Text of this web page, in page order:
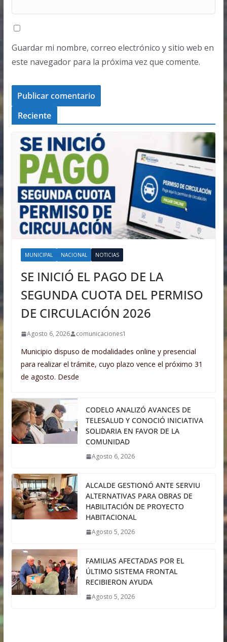
Guardar mi nombre, correo electrónico y sitio web en
este navegador para la próxima vez que comente.
Reciente
MUNICIPAL NACIONAL NOTICIAS
SE INICIÓ EL PAGO DE LA
SEGUNDA CUOTA DEL PERMISO
DE CIRCULACIÓN 2026
Agosto 6, 2026 comunicaciones1
Municipio dispuso de modalidades online y presencial
para realizar el trámite, cuyo plazo vence el próximo 31
de agosto. Desde
CODELO ANALIZÓ AVANCES DE
TELESALUD Y CONOCIÓ INICIATIVA
SOLIDARIA EN FAVOR DE LA
COMUNIDAD
Agosto 6, 2026
ALCALDE GESTIONÓ ANTE SERVIU
ALTERNATIVAS PARA OBRAS DE
HABILITACIÓN DE PROYECTO
HABITACIONAL
Agosto 5, 2026
FAMILIAS AFECTADAS POR EL
ÚLTIMO SISTEMA FRONTAL
RECIBIERON AYUDA
Agosto 5, 2026